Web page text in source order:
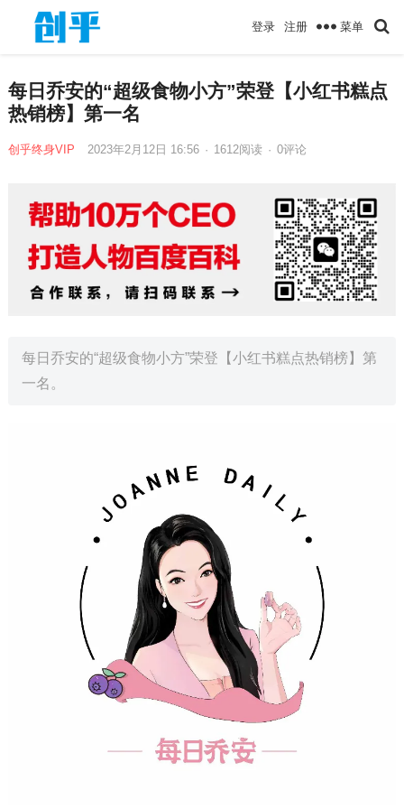
登录 注册 菜单
每日乔安的“超级食物小方”荣登【小红书糕点
热销榜】第一名
创乎终身VIP 2023年2月12日 16:56 · 1612阅读 · 0评论
每日乔安的“超级食物小方”荣登【小红书糕点热销榜】第
一名。